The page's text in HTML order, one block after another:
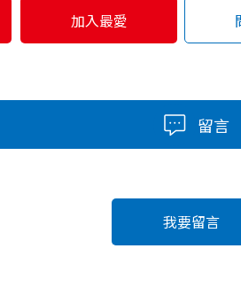
加入最愛
留言
我要留言